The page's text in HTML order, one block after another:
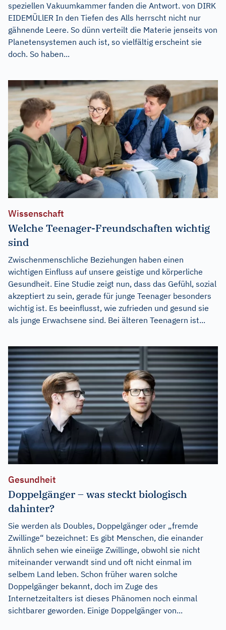
speziellen Vakuumkammer fanden die Antwort. von DIRK
EIDEMÜLlER In den Tiefen des Alls herrscht nicht nur
gähnende Leere. So dünn verteilt die Materie jenseits von
Planetensystemen auch ist, so vielfältig erscheint sie
doch. So haben...
Wissenschaft
Welche Teenager-Freundschaften wichtig
sind
Zwischenmenschliche Beziehungen haben einen
wichtigen Einfluss auf unsere geistige und körperliche
Gesundheit. Eine Studie zeigt nun, dass das Gefühl, sozial
akzeptiert zu sein, gerade für junge Teenager besonders
wichtig ist. Es beeinflusst, wie zufrieden und gesund sie
als junge Erwachsene sind. Bei älteren Teenagern ist...
Gesundheit
Doppelgänger – was steckt biologisch
dahinter?
Sie werden als Doubles, Doppelgänger oder „fremde
Zwillinge“ bezeichnet: Es gibt Menschen, die einander
ähnlich sehen wie eineiige Zwillinge, obwohl sie nicht
miteinander verwandt sind und oft nicht einmal im
selbem Land leben. Schon früher waren solche
Doppelgänger bekannt, doch im Zuge des
Internetzeitalters ist dieses Phänomen noch einmal
sichtbarer geworden. Einige Doppelgänger von...